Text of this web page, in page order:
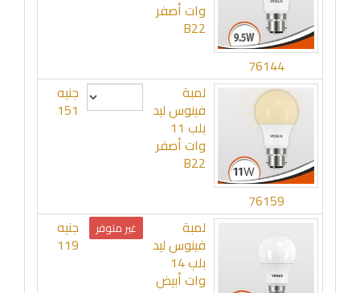
76144
وات أصفر
B22
76159
لمبة
فينوس ليد
بلب 11
وات أصفر
B22
جنيه
151
لمبة
فينوس ليد
بلب 14
وات أبيض
غير متوفر جنيه
119